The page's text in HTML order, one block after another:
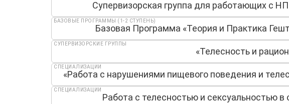
Супервизорская группа для работающих с
Базовая Программа «Теория и Практика
БАЗОВЫЕ ПРОГРАММЫ (1-2 СТУПЕНЬ)
«Телесность и
СУПЕРВИЗОРСКИЕ ГРУППЫ
«Работа с нарушениями пищевого поведения и
СПЕЦИАЛИЗАЦИИ
Работа с телесностью и сексуальностью
СПЕЦИАЛИЗАЦИИ